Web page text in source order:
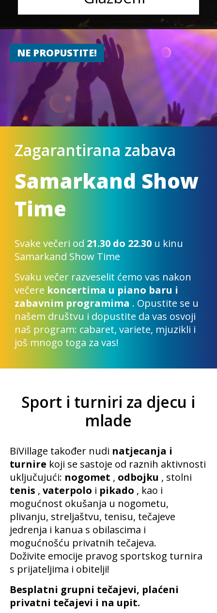
NE PROPUSTITE!
Zagarantirana zabava
Samarkand Show
Time
Svake večeri od 21.30 do 22.30 u kinu
Samarkand Show Time
Svaku večer razveselit ćemo vas nakon
večere koncertima u piano baru i
zabavnim programima . Opustite se u
našem društvu i dopustite da vas osvoji
naš program: cabaret, variete, mjuzikli i
još mnogo toga za vas!
Sport i turniri za djecu i
mlade
BiVillage također nudi natjecanja i
turnire koji se sastoje od raznih aktivnosti
uključujući: nogomet , odbojku , stolni
tenis , vaterpolo i pikado , kao i
mogućnost okušanja u nogometu,
plivanju, streljaštvu, tenisu, tečajeve
jedrenja i kanua s obilascima i
mogućnošću privatnih tečajeva.
Doživite emocije pravog sportskog turnira
s prijateljima i obitelji!
Besplatni grupni tečajevi, plaćeni
privatni tečajevi i na upit.